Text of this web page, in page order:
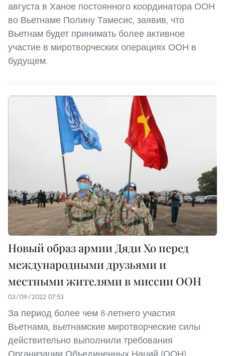
августа в Ханое постоянного координатора ООН
во Вьетнаме Полину Тамесис, заявив, что
Вьетнам будет принимать более активное
участие в миротворческих операциях ООН в
будущем.
Новый образ армии Дяди Хо перед
международными друзьями и
местными жителями в миссии ООН
03/09/2022 07:53
За период более чем 8-летнего участия
Вьетнама, вьетнамские миротворческие силы
действительно выполнили требования
Организации Объединенных Наций (ООН),